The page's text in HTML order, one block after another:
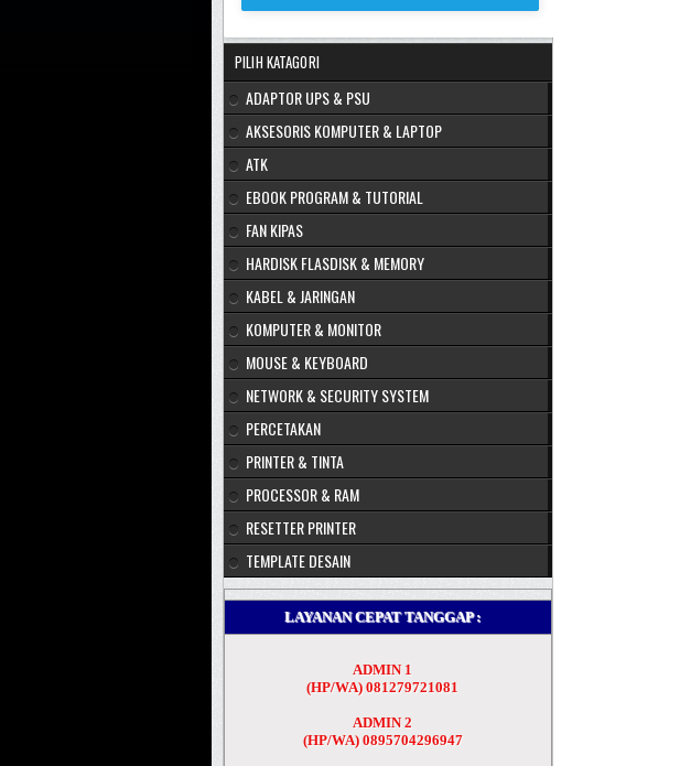
PILIH KATAGORI
ADAPTOR UPS & PSU
AKSESORIS KOMPUTER & LAPTOP
ATK
EBOOK PROGRAM & TUTORIAL
FAN KIPAS
HARDISK FLASDISK & MEMORY
KABEL & JARINGAN
KOMPUTER & MONITOR
MOUSE & KEYBOARD
NETWORK & SECURITY SYSTEM
PERCETAKAN
PRINTER & TINTA
PROCESSOR & RAM
RESETTER PRINTER
TEMPLATE DESAIN
LAYANAN CEPAT TANGGAP :
ADMIN 1
(HP/WA) 081279721081
ADMIN 2
(HP/WA) 0895704296947